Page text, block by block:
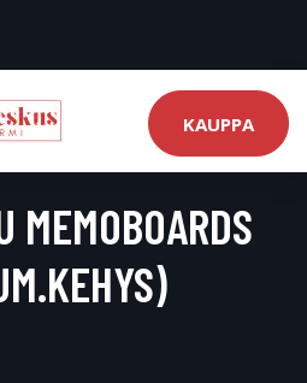
KAUPPA
MEMOBOARDS